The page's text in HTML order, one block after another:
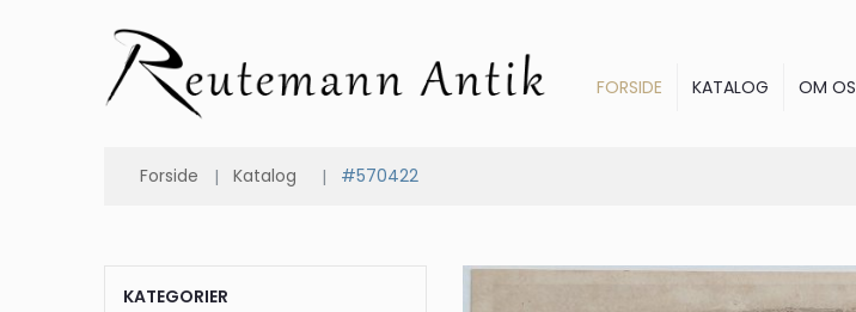
FORSIDE KATALOG OM OS
Forside Katalog #570422
KATEGORIER